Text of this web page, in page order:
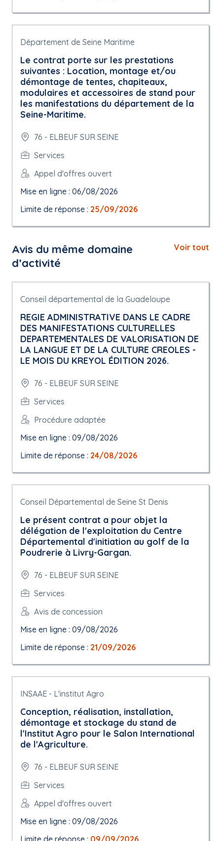
Département de Seine Maritime
Le contrat porte sur les prestations
suivantes : Location, montage et/ou
démontage de tentes, chapiteaux,
modulaires et accessoires de stand pour
les manifestations du département de la
Seine-Maritime.
76 - ELBEUF SUR SEINE
Services
Appel d'offres ouvert
Mise en ligne : 06/08/2026
Limite de réponse : 25/09/2026
Avis du même domaine
d’activité
Voir tout
Conseil départemental de la Guadeloupe
REGIE ADMINISTRATIVE DANS LE CADRE
DES MANIFESTATIONS CULTURELLES
DEPARTEMENTALES DE VALORISATION DE
LA LANGUE ET DE LA CULTURE CREOLES -
LE MOIS DU KREYOL ÉDITION 2026.
76 - ELBEUF SUR SEINE
Services
Procédure adaptée
Mise en ligne : 09/08/2026
Limite de réponse : 24/08/2026
Conseil Départemental de Seine St Denis
Le présent contrat a pour objet la
délégation de l'exploitation du Centre
Départemental d'initiation au golf de la
Poudrerie à Livry-Gargan.
76 - ELBEUF SUR SEINE
Services
Avis de concession
Mise en ligne : 09/08/2026
Limite de réponse : 21/09/2026
INSAAE - L'institut Agro
Conception, réalisation, installation,
démontage et stockage du stand de
l'Institut Agro pour le Salon International
de l'Agriculture.
76 - ELBEUF SUR SEINE
Services
Appel d'offres ouvert
Mise en ligne : 09/08/2026
Limite de réponse : 09/09/2026